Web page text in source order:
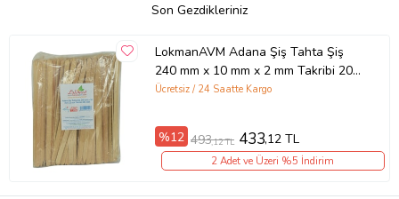
Son Gezdikleriniz
LokmanAVM Adana Şiş Tahta Şiş
240 mm x 10 mm x 2 mm Takribi 200
Adet 1 Paket
Ücretsiz / 24 Saatte Kargo
%12 493,12 TL 433,12 TL
2 Adet ve Üzeri %5 İndirim